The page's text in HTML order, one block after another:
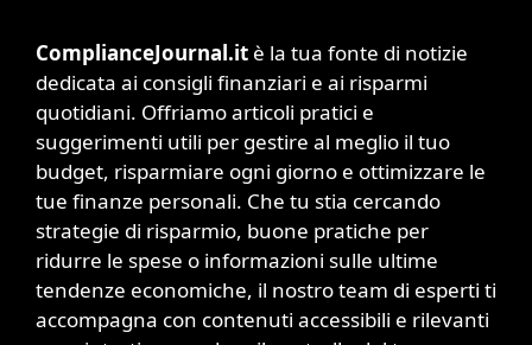
ComplianceJournal.it è la tua fonte di notizie
dedicata ai consigli finanziari e ai risparmi
quotidiani. Offriamo articoli pratici e
suggerimenti utili per gestire al meglio il tuo
budget, risparmiare ogni giorno e ottimizzare le
tue finanze personali. Che tu stia cercando
strategie di risparmio, buone pratiche per
ridurre le spese o informazioni sulle ultime
tendenze economiche, il nostro team di esperti ti
accompagna con contenuti accessibili e rilevanti